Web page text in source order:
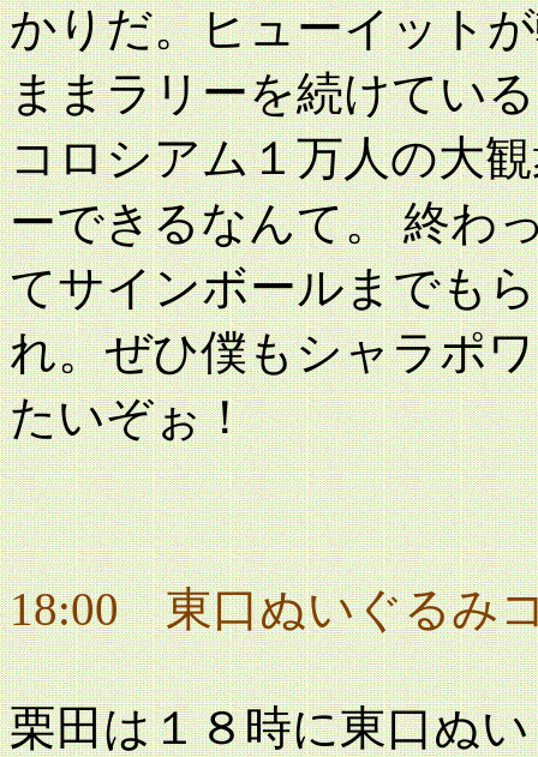
かりだ。ヒューイット
ままラリーを続けてい
コロシアム１万人の大
ーできるなんて。 終わ
てサインボールまでも
れ。ぜひ僕もシャラポ
たいぞぉ！
18:00 東口ぬいぐるみ
栗田は１８時に東口ぬ